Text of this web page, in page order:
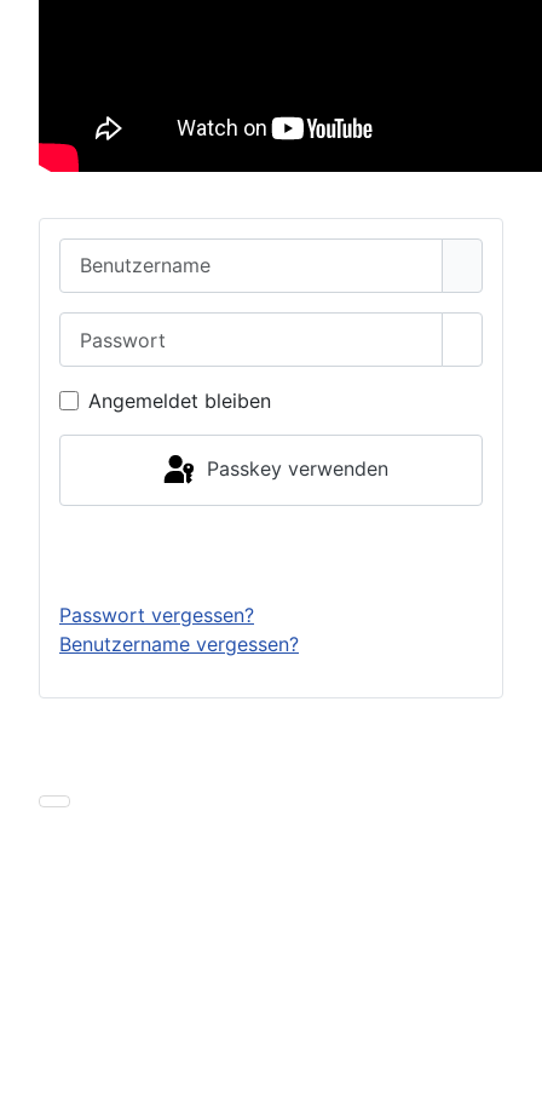
Angemeldet bleiben
Passkey verwenden
Passwort vergessen?
Benutzername vergessen?